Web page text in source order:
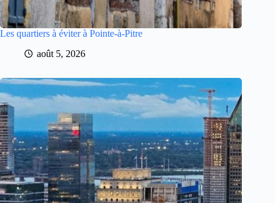
Les quartiers à éviter à Pointe-à-Pitre
août 5, 2026